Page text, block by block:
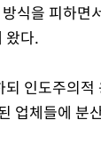
식을 피하
왔다.
인도주의
업체들에 분